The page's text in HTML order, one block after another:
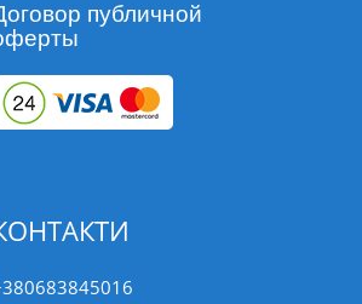
публичной